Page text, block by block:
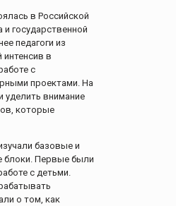
в Российской
и государственной
педагоги из
в
с
проектами. На
уделить внимание
которые
базовые и
блоки. Первые были
с детьми.
о том, как